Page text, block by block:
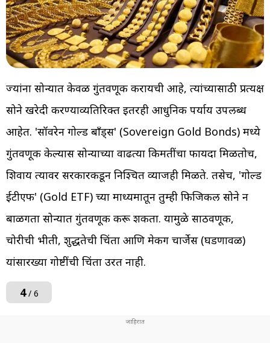
ज्यांना सोन्यात केवळ गुंतवणूक करायची आहे, त्यांच्यासाठी प्रत्यक्ष
सोने खरेदी करण्याव्यतिरिक्त इतरही आधुनिक पर्याय उपलब्ध
आहेत. 'सॉवरेन गोल्ड बाँड्स' (Sovereign Gold Bonds) मध्ये
गुंतवणूक केल्यास सोन्याच्या वाढत्या किमतींचा फायदा मिळतोच,
शिवाय त्यावर सरकारकडून निश्चित व्याजही मिळते. तसेच, 'गोल्ड
ईटीएफ' (Gold ETF) च्या माध्यमातून तुम्ही फिजिकल सोने न
बाळगता सोन्यात गुंतवणूक करू शकता. यामुळे साठवणूक,
चोरीची भीती, शुद्धतेची चिंता आणि मेकिंग चार्जेस (घडणावळ)
यांसारख्या गोष्टींची चिंता उरत नाही.
4/ 6